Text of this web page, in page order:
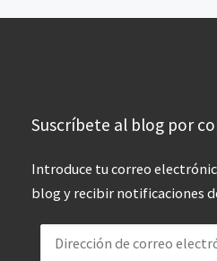
Suscríbete al blog por
Introduce tu correo
blog y recibir notificaciones
Dirección de correo